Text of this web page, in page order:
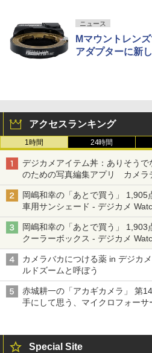
ニュース
Mマウントレン
アダプターに新
アクセスランキング
1時間 24時間
デジカメアイテム丼：ありそうで
のための写真編集アプリ カメラ
る「Filmator」
岡嶋和幸の「あとで買う」 1,905
車用サンシェード - デジカメ
岡嶋和幸の「あとで買う」
クーラーボックス - デジカメ
カメラバカにつける薬 in デジカ
ルドズームと呼ぼう
赤城耕一の「アカギカメラ」 第
手にして思う、マイクロフォー
Special Site